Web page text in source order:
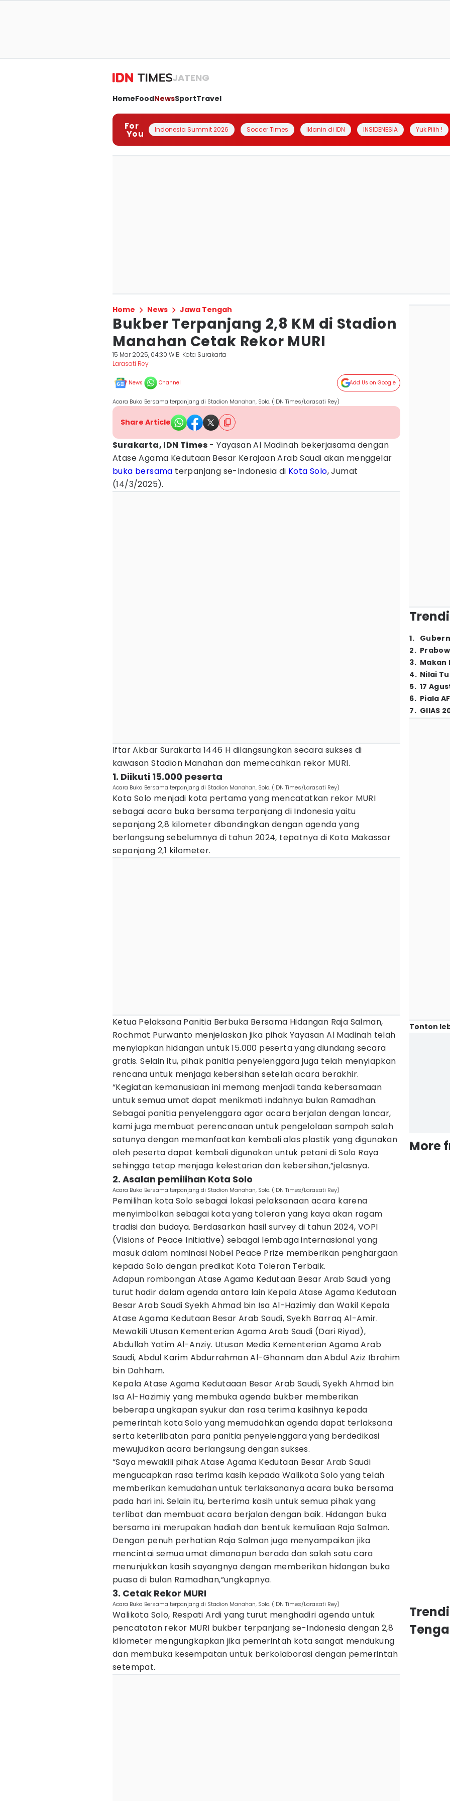
JATENG
HomeFoodNewsSportTravel
For
You Indonesia Summit 2026 Soccer Times Iklanin di IDN INSIDENESIA Yuk Pilih !
Home News Jawa Tengah
Bukber Terpanjang 2,8 KM di Stadion
Manahan Cetak Rekor MURI
15 Mar 2025, 04:30 WIB Kota Surakarta
Larasati Rey
News Channel Add Us on Google
Acara Buka Bersama terpanjang di Stadion Manahan, Solo. (IDN Times/Larasati Rey)
Share Article
Surakarta, IDN Times - Yayasan Al Madinah bekerjasama dengan
Atase Agama Kedutaan Besar Kerajaan Arab Saudi akan menggelar
buka bersama terpanjang se-Indonesia di Kota Solo, Jumat
(14/3/2025).
Iftar Akbar Surakarta 1446 H dilangsungkan secara sukses di
kawasan Stadion Manahan dan memecahkan rekor MURI.
1. Diikuti 15.000 peserta
Acara Buka Bersama terpanjang di Stadion Manahan, Solo. (IDN Times/Larasati Rey)
Kota Solo menjadi kota pertama yang mencatatkan rekor MURI
sebagai acara buka bersama terpanjang di Indonesia yaitu
sepanjang 2,8 kilometer dibandingkan dengan agenda yang
berlangsung sebelumnya di tahun 2024, tepatnya di Kota Makassar
sepanjang 2,1 kilometer.
Ketua Pelaksana Panitia Berbuka Bersama Hidangan Raja Salman,
Rochmat Purwanto menjelaskan jika pihak Yayasan Al Madinah telah
menyiapkan hidangan untuk 15.000 peserta yang diundang secara
gratis. Selain itu, pihak panitia penyelenggara juga telah menyiapkan
rencana untuk menjaga kebersihan setelah acara berakhir.
“Kegiatan kemanusiaan ini memang menjadi tanda kebersamaan
untuk semua umat dapat menikmati indahnya bulan Ramadhan.
Sebagai panitia penyelenggara agar acara berjalan dengan lancar,
kami juga membuat perencanaan untuk pengelolaan sampah salah
satunya dengan memanfaatkan kembali alas plastik yang digunakan
oleh peserta dapat kembali digunakan untuk petani di Solo Raya
sehingga tetap menjaga kelestarian dan kebersihan,”jelasnya.
2. Asalan pemilihan Kota Solo
Acara Buka Bersama terpanjang di Stadion Manahan, Solo. (IDN Times/Larasati Rey)
Pemilihan kota Solo sebagai lokasi pelaksanaan acara karena
menyimbolkan sebagai kota yang toleran yang kaya akan ragam
tradisi dan budaya. Berdasarkan hasil survey di tahun 2024, VOPI
(Visions of Peace Initiative) sebagai lembaga internasional yang
masuk dalam nominasi Nobel Peace Prize memberikan penghargaan
kepada Solo dengan predikat Kota Toleran Terbaik.
Adapun rombongan Atase Agama Kedutaan Besar Arab Saudi yang
turut hadir dalam agenda antara lain Kepala Atase Agama Kedutaan
Besar Arab Saudi Syekh Ahmad bin Isa Al-Hazimiy dan Wakil Kepala
Atase Agama Kedutaan Besar Arab Saudi, Syekh Barraq Al-Amir.
Mewakili Utusan Kementerian Agama Arab Saudi (Dari Riyad),
Abdullah Yatim Al-Anziy. Utusan Media Kementerian Agama Arab
Saudi, Abdul Karim Abdurrahman Al-Ghannam dan Abdul Aziz Ibrahim
bin Dahham.
Kepala Atase Agama Kedutaaan Besar Arab Saudi, Syekh Ahmad bin
Isa Al-Hazimiy yang membuka agenda bukber memberikan
beberapa ungkapan syukur dan rasa terima kasihnya kepada
pemerintah kota Solo yang memudahkan agenda dapat terlaksana
serta keterlibatan para panitia penyelenggara yang berdedikasi
mewujudkan acara berlangsung dengan sukses.
“Saya mewakili pihak Atase Agama Kedutaan Besar Arab Saudi
mengucapkan rasa terima kasih kepada Walikota Solo yang telah
memberikan kemudahan untuk terlaksananya acara buka bersama
pada hari ini. Selain itu, berterima kasih untuk semua pihak yang
terlibat dan membuat acara berjalan dengan baik. Hidangan buka
bersama ini merupakan hadiah dan bentuk kemuliaan Raja Salman.
Dengan penuh perhatian Raja Salman juga menyampaikan jika
mencintai semua umat dimanapun berada dan salah satu cara
menunjukkan kasih sayangnya dengan memberikan hidangan buka
puasa di bulan Ramadhan,”ungkapnya.
3. Cetak Rekor MURI
Acara Buka Bersama terpanjang di Stadion Manahan, Solo. (IDN Times/Larasati Rey)
Walikota Solo, Respati Ardi yang turut menghadiri agenda untuk
pencatatan rekor MURI bukber terpanjang se-Indonesia dengan 2,8
kilometer mengungkapkan jika pemerintah kota sangat mendukung
dan membuka kesempatan untuk berkolaborasi dengan pemerintah
setempat.
1.
2.
3. Makan
4. Nilai
5. 17
6. Piala
7. GIIAS
Tonton
More